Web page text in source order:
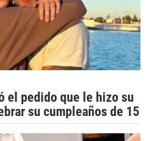
el pedido que le hizo su
su cumpleaños de 15